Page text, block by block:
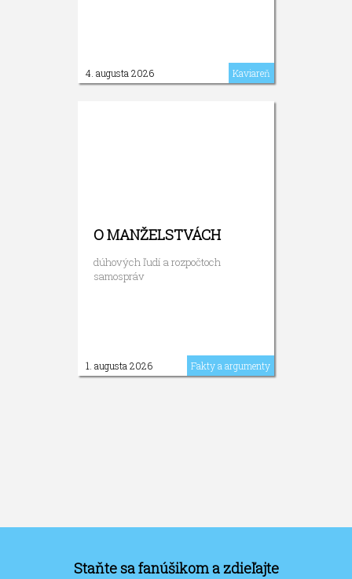
4. augusta 2026 Kaviareň
O MANŽELSTVÁCH
dúhových ľudí a rozpočtoch
samospráv
1. augusta 2026 Fakty a argumenty
Staňte sa fanúšikom a zdieľajte